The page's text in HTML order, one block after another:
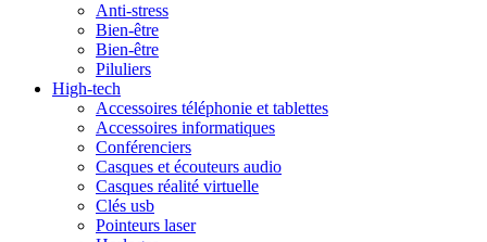
Anti-stress
Bien-être
Bien-être
Piluliers
High-tech
Accessoires téléphonie et tablettes
Accessoires informatiques
Conférenciers
Casques et écouteurs audio
Casques réalité virtuelle
Clés usb
Pointeurs laser